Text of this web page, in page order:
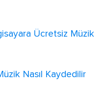
Ücretsiz Müzik
Nasıl Kaydedilir